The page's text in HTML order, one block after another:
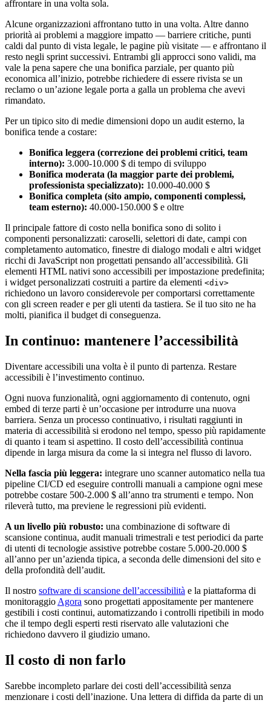
affrontare in una volta sola.
Alcune organizzazioni affrontano tutto in una volta. Altre danno
priorità ai problemi a maggiore impatto — barriere critiche, punti
caldi dal punto di vista legale, le pagine più visitate — e affrontano il
resto negli sprint successivi. Entrambi gli approcci sono validi, ma
vale la pena sapere che una bonifica parziale, per quanto più
economica all’inizio, potrebbe richiedere di essere rivista se un
reclamo o un’azione legale porta a galla un problema che avevi
rimandato.
Per un tipico sito di medie dimensioni dopo un audit esterno, la
bonifica tende a costare:
Bonifica leggera (correzione dei problemi critici, team
interno): 3.000-10.000 $ di tempo di sviluppo
Bonifica moderata (la maggior parte dei problemi,
professionista specializzato): 10.000-40.000 $
Bonifica completa (sito ampio, componenti complessi,
team esterno): 40.000-150.000 $ e oltre
Il principale fattore di costo nella bonifica sono di solito i
componenti personalizzati: caroselli, selettori di date, campi con
completamento automatico, finestre di dialogo modali e altri widget
ricchi di JavaScript non progettati pensando all’accessibilità. Gli
elementi HTML nativi sono accessibili per impostazione predefinita;
i widget personalizzati costruiti a partire da elementi <div>
richiedono un lavoro considerevole per comportarsi correttamente
con gli screen reader e per gli utenti da tastiera. Se il tuo sito ne ha
molti, pianifica il budget di conseguenza.
In continuo: mantenere l’accessibilità
Diventare accessibili una volta è il punto di partenza. Restare
accessibili è l’investimento continuo.
Ogni nuova funzionalità, ogni aggiornamento di contenuto, ogni
embed di terze parti è un’occasione per introdurre una nuova
barriera. Senza un processo continuativo, i risultati raggiunti in
materia di accessibilità si erodono nel tempo, spesso più rapidamente
di quanto i team si aspettino. Il costo dell’accessibilità continua
dipende in larga misura da come la si integra nel flusso di lavoro.
Nella fascia più leggera: integrare uno scanner automatico nella tua
pipeline CI/CD ed eseguire controlli manuali a campione ogni mese
potrebbe costare 500-2.000 $ all’anno tra strumenti e tempo. Non
rileverà tutto, ma previene le regressioni più evidenti.
A un livello più robusto: una combinazione di software di
scansione continua, audit manuali trimestrali e test periodici da parte
di utenti di tecnologie assistive potrebbe costare 5.000-20.000 $
all’anno per un’azienda tipica, a seconda delle dimensioni del sito e
della profondità dell’audit.
Il nostro software di scansione dell’accessibilità e la piattaforma di
monitoraggio Agora sono progettati appositamente per mantenere
gestibili i costi continui, automatizzando i controlli ripetibili in modo
che il tempo degli esperti resti riservato alle valutazioni che
richiedono davvero il giudizio umano.
Il costo di non farlo
Sarebbe incompleto parlare dei costi dell’accessibilità senza
menzionare i costi dell’inazione. Una lettera di diffida da parte di un